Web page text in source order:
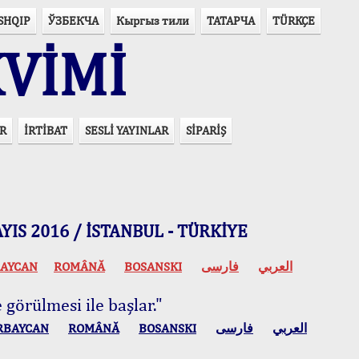
ЎЗБЕКЧА Кыргыз тили ТАТАРЧА TÜRKÇE
İRTİBAT SESLİ YAYINLAR SİPARİŞ
2016 / İSTANBUL - TÜRKİYE
ROMÂNĂ BOSANSKI العربي فارسی
ile başlar."
ROMÂNĂ BOSANSKI العربي فارسی